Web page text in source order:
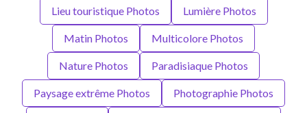
Lieu touristique Photos Lumière Photos
Matin Photos Multicolore Photos
Nature Photos Paradisiaque Photos
Paysage extrême Photos Photographie Photos